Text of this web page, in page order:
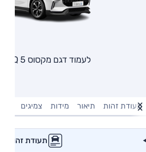
לעמוד דגם מקסוס EUNIQ 5
תעודת זהות תיאור מידות צמיגים
תעודת זהות